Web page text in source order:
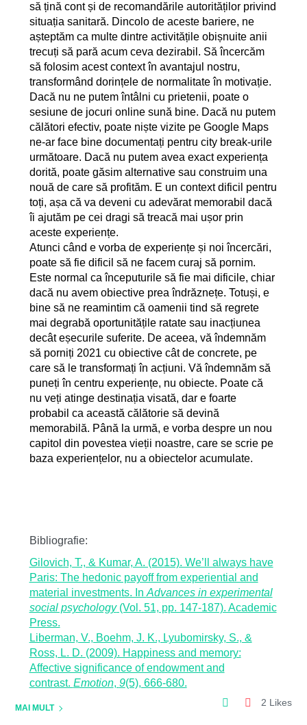
să țină cont și de recomandările autorităților privind
situația sanitară. Dincolo de aceste bariere, ne
așteptăm ca multe dintre activitățile obișnuite anii
trecuți să pară acum ceva dezirabil. Să încercăm
să folosim acest context în avantajul nostru,
transformând dorințele de normalitate în motivație.
Dacă nu ne putem întâlni cu prietenii, poate o
sesiune de jocuri online sună bine. Dacă nu putem
călători efectiv, poate niște vizite pe Google Maps
ne-ar face bine documentați pentru city break-urile
următoare. Dacă nu putem avea exact experiența
dorită, poate găsim alternative sau construim una
nouă de care să profităm. E un context dificil pentru
toți, așa că va deveni cu adevărat memorabil dacă
îi ajutăm pe cei dragi să treacă mai ușor prin
aceste experiențe.
Atunci când e vorba de experiențe și noi încercări,
poate să fie dificil să ne facem curaj să pornim.
Este normal ca începuturile să fie mai dificile, chiar
dacă nu avem obiective prea îndrăznețe. Totuși, e
bine să ne reamintim că oamenii tind să regrete
mai degrabă oportunitățile ratate sau inacțiunea
decât eșecurile suferite. De aceea, vă îndemnăm
să porniți 2021 cu obiective cât de concrete, pe
care să le transformați în acțiuni. Vă îndemnăm să
puneți în centru experiențe, nu obiecte. Poate că
nu veți atinge destinația visată, dar e foarte
probabil ca această călătorie să devină
memorabilă. Până la urmă, e vorba despre un nou
capitol din povestea vieții noastre, care se scrie pe
baza experiențelor, nu a obiectelor acumulate.
Bibliografie:
Gilovich, T., & Kumar, A. (2015). We’ll always have
Paris: The hedonic payoff from experiential and
material investments. In Advances in experimental
social psychology(Vol. 51, pp. 147-187). Academic
Press.
Liberman, V., Boehm, J. K., Lyubomirsky, S., &
Ross, L. D. (2009). Happiness and memory:
Affective significance of endowment and
contrast. Emotion, 9(5), 666-680.
MAI MULT 2 Likes